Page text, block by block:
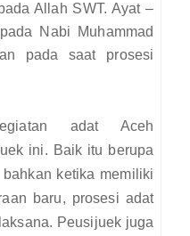
Allah SWT. Ayat –
Nabi Muhammad
pada saat prosesi
adat Aceh
ini. Baik itu berupa
ketika memiliki
baru, prosesi adat
Peusijuek juga